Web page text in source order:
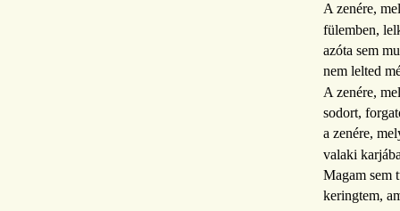
A zenére,
fülemben,
azóta sem
nem lelted
A zenére,
sodort,
a zenére,
valaki
Magam sem
keringtem,